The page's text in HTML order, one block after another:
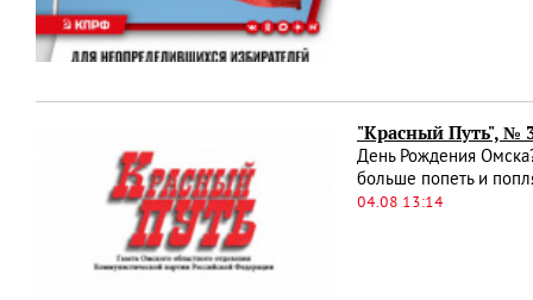
"Красный Путь", №
День Рождения
больше попеть и
04.08 13:14